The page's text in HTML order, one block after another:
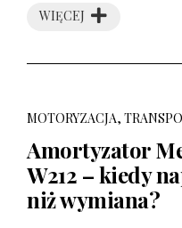
WIĘCEJ
MOTORYZACJA,
Amortyzator
W212 – kiedy
niż wymiana?